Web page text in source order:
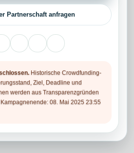
Partnerschaft anfragen
Historische Crowdfunding-
Ziel, Deadline und
werden aus Transparenzgründen
08. Mai 2025 23:55